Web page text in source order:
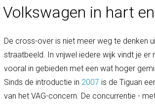
Volkswagen in hart
De cross-over is niet meer weg te denken
straatbeeld. In vrijwel iedere wijk vindt je er
vooral in gebieden met een wat hoger
Sinds de introductie in 2007 is de Tiguan
van het VAG-concern. De concurrentie -